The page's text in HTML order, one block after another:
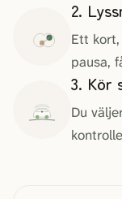
2.
Ett
pausa,
3. Kör
Du